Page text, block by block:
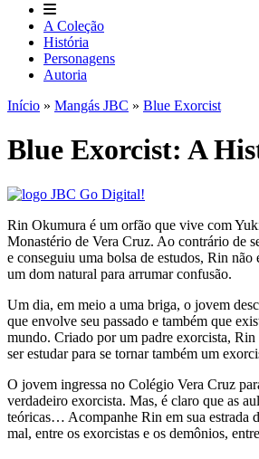
A Coleção
História
Personagens
Autoria
Início » Mangás JBC » Blue Exorcist
Blue Exorcist: A
Rin Okumura é um orfão que vive com
Monastério de Vera Cruz. Ao contrário de
e conseguiu uma bolsa de estudos, Rin
um dom natural para arrumar confusão.
Um dia, em meio a uma briga, o jovem
que envolve seu passado e também que
mundo. Criado por um padre exorcista, Rin
ser estudar para se tornar também um
O jovem ingressa no Colégio Vera Cruz
verdadeiro exorcista. Mas, é claro que as
teóricas… Acompanhe Rin em sua estrada
mal, entre os exorcistas e os demônios,